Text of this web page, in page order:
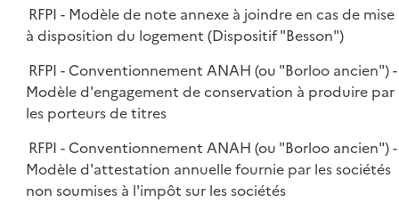
RFPI - Modèle de note annexe à joindre en cas de mise
à disposition du logement (Dispositif "Besson")
RFPI - Conventionnement ANAH (ou "Borloo ancien") -
Modèle d'engagement de conservation à produire par
les porteurs de titres
RFPI - Conventionnement ANAH (ou "Borloo ancien") -
Modèle d'attestation annuelle fournie par les sociétés
non soumises à l'impôt sur les sociétés